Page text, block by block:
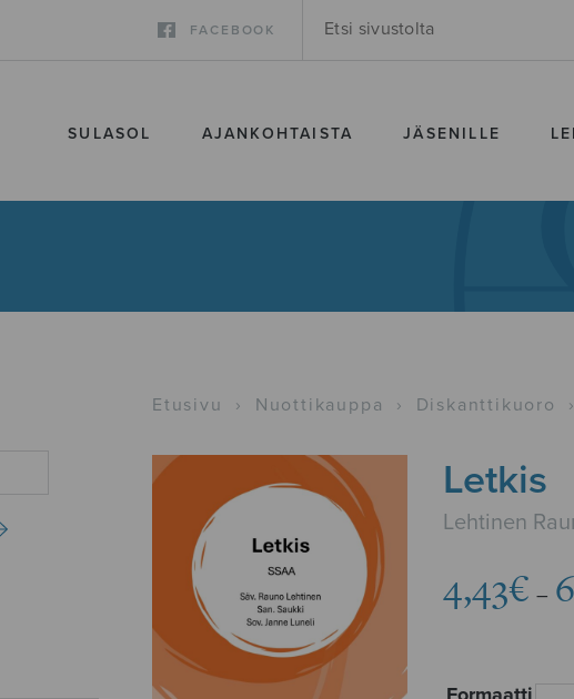
FACEBOOK
SULASOL AJANKOHTAISTA JÄSENILLE
Etusivu › Nuottikauppa › Diskanttikuoro ›
Letkis
Lehtinen
4,43€ –